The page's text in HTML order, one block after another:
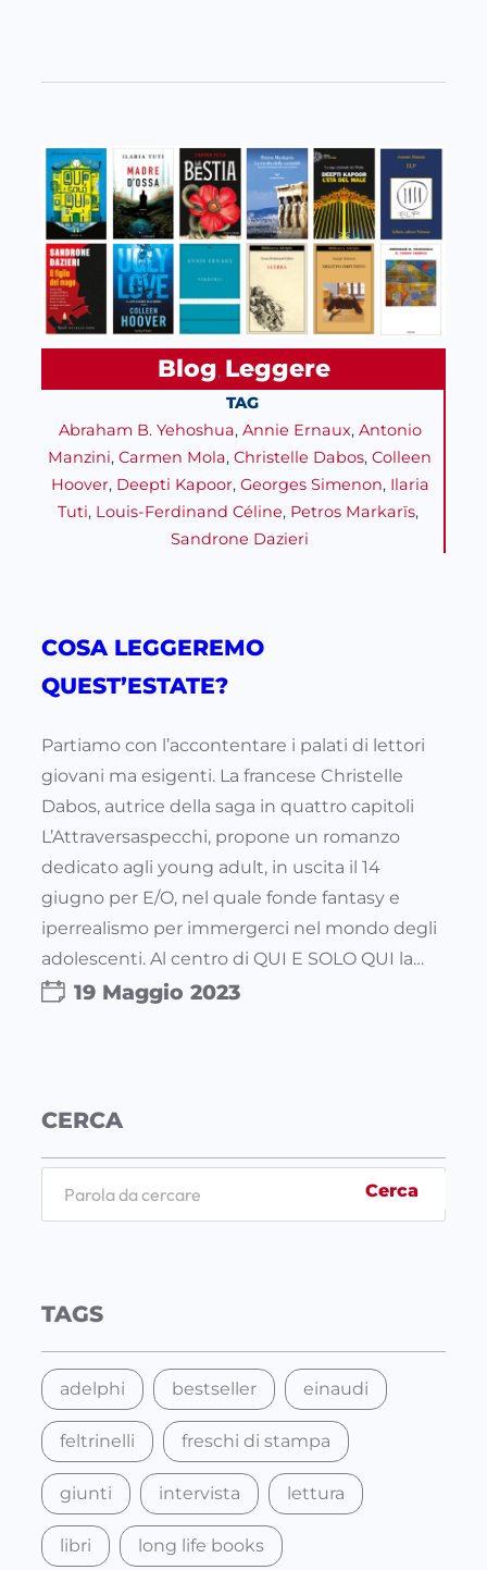
Blog, Leggere
TAG
Abraham B. Yehoshua, Annie Ernaux, Antonio
Manzini, Carmen Mola, Christelle Dabos, Colleen
Hoover, Deepti Kapoor, Georges Simenon, Ilaria
Tuti, Louis-Ferdinand Céline, Petros Markarīs,
Sandrone Dazieri
COSA LEGGEREMO
QUEST’ESTATE?
Partiamo con l’accontentare i palati di lettori
giovani ma esigenti. La francese Christelle
Dabos, autrice della saga in quattro capitoli
L’Attraversaspecchi, propone un romanzo
dedicato agli young adult, in uscita il 14
giugno per E/O, nel quale fonde fantasy e
iperrealismo per immergerci nel mondo degli
adolescenti. Al centro di QUI E SOLO QUI la…
19 Maggio 2023
CERCA
c
Cerca
TAGS
adelphi bestseller einaudi
feltrinelli freschi di stampa
giunti intervista lettura
libri long life books